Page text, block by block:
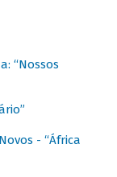
“Nossos
- “África